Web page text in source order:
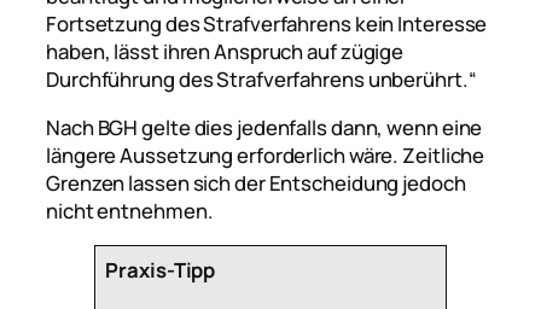
Fortsetzung des Strafverfahrens kein Interesse
haben, lässt ihren Anspruch auf zügige
Durchführung des Strafverfahrens unberührt.“
Nach BGH gelte dies jedenfalls dann, wenn eine
längere Aussetzung erforderlich wäre. Zeitliche
Grenzen lassen sich der Entscheidung jedoch
nicht entnehmen.
Praxis-Tipp